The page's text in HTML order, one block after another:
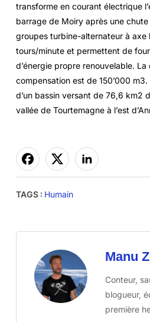
transforme en courant électrique
barrage de Moiry après une
groupes turbine-alternateur à axe
tours/minute et permettent de
d’énergie propre renouvelable.
compensation est de 150’000 m3.
d’un bassin versant de 76,6 km2
vallée de Tourtemagne à l’est
TAGS : Humain
Manu
Conteur,
blogueur,
première